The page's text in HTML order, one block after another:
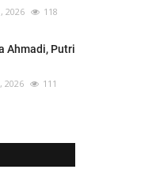
2026 118
Ahmadi, Putri
2026 111